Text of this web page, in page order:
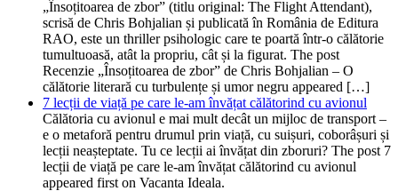
„Însoțitoarea de zbor” (titlu original: The Flight Attendant),
scrisă de Chris Bohjalian și publicată în România de Editura
RAO, este un thriller psihologic care te poartă într-o călătorie
tumultuoasă, atât la propriu, cât și la figurat. The post
Recenzie „Însoțitoarea de zbor” de Chris Bohjalian – O
călătorie literară cu turbulențe și umor negru appeared […]
7 lecții de viață pe care le-am învățat călătorind cu avionul
Călătoria cu avionul e mai mult decât un mijloc de transport –
e o metaforă pentru drumul prin viață, cu suișuri, coborâșuri și
lecții neașteptate. Tu ce lecții ai învățat din zboruri? The post 7
lecții de viață pe care le-am învățat călătorind cu avionul
appeared first on Vacanta Ideala.